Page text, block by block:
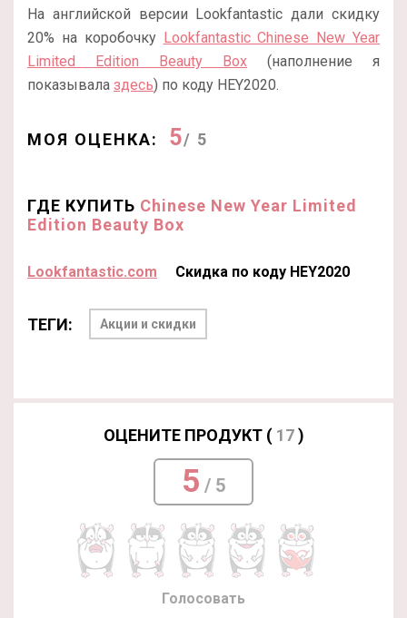
На английской версии Lookfantastic дали скидку
20% на коробочку Lookfantastic Chinese New Year
Limited Edition Beauty Box (наполнение я
показывала здесь) по коду HEY2020.
МОЯ ОЦЕНКА: 5/ 5
ГДЕ КУПИТЬ Chinese New Year Limited
Edition Beauty Box
Lookfantastic.com Скидка по коду HEY2020
ТЕГИ: Акции и скидки
ОЦЕНИТЕ ПРОДУКТ ( 17)
5 / 5
Голосовать